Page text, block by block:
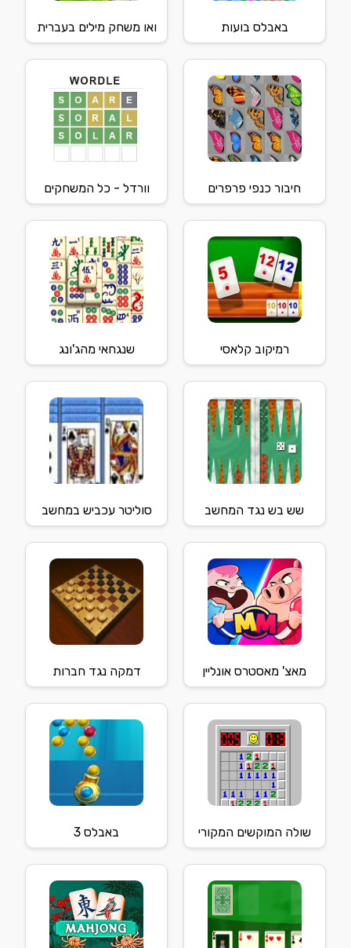
באבלס בועות ואו משחק מילים בעברית
חיבור כנפי פרפרים וורדל - כל המשחקים
רמיקוב קלאסי שנגחאי מהג'ונג
שש בש נגד המחשב סוליטר עכביש במחשב
מאצ' מאסטרס אונליין דמקה נגד חברות
שולה המוקשים המקורי באבלס 3